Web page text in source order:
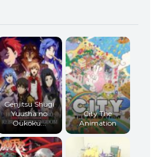
Genjitsu Shugi
Yuusha no
Oukoku...
City The
Animation